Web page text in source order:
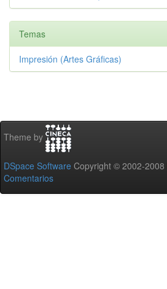
Temas
Impresión (Artes Gráficas)
Theme by
DSpace Software Copyright © 2002-2008
Comentarios